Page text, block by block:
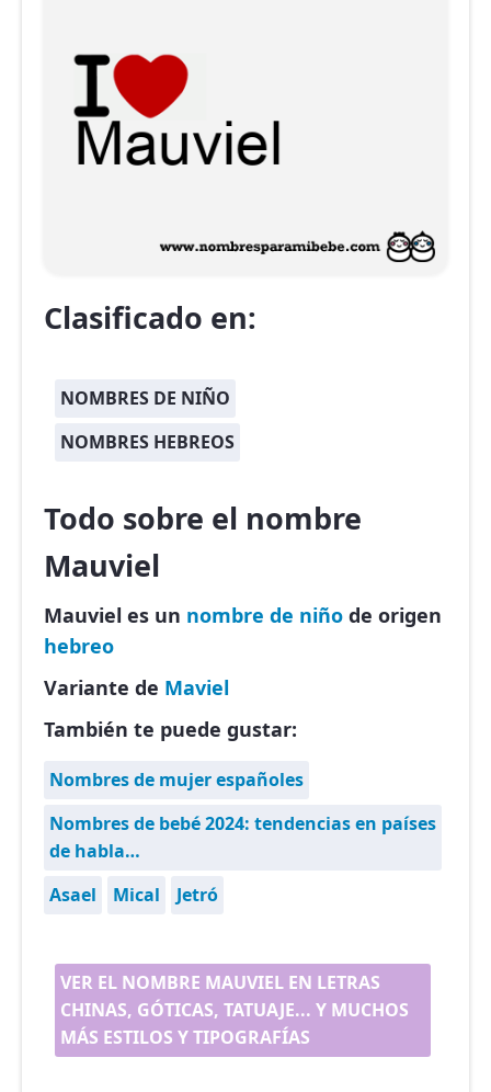
Clasificado en:
NOMBRES DE NIÑO
NOMBRES HEBREOS
Todo sobre el nombre
Mauviel
Mauviel es un nombre de niño de origen
hebreo
Variante de Maviel
También te puede gustar:
Nombres de mujer españoles
Nombres de bebé 2024: tendencias en países
de habla…
Asael
Mical Jetró
VER EL NOMBRE MAUVIEL EN LETRAS
CHINAS, GÓTICAS, TATUAJE... Y MUCHOS
MÁS ESTILOS Y TIPOGRAFÍAS